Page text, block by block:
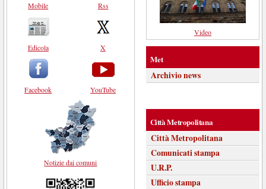
Mobile
Edicola
Facebook
Rss
X
YouTube
Notizie dai comuni
Video
Met
Archivio news
Città Metropolitana
Città Metropolitana
Comunicati stampa
U.R.P.
Ufficio stampa